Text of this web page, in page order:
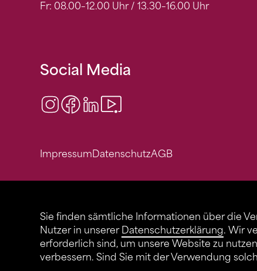
Sie finden sämtliche Informationen über die
Nutzer in unserer Datenschutzerklärung. Wir
erforderlich sind, um unsere Website zu
verbessern. Sind Sie mit der Verwendung
Fr: 08.00–12.00 Uhr / 13.30–16.00 Uhr
Social Media
Instagram
Facebook
LinkedIn
ImpressumDatenschutzAGB